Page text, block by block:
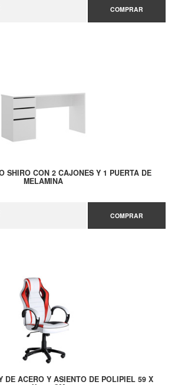
COMPRAR
SHIRO CON 2 CAJONES Y 1 PUERTA DE
MELAMINA
COMPRAR
DE ACERO Y ASIENTO DE POLIPIEL 59 X